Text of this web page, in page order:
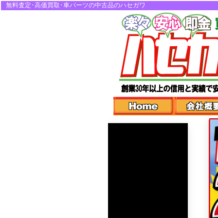
無料査定･高価買取･車パーツの中古品のハセガワ